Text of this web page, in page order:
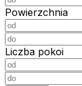
Powierzchnia
Liczba pokoi